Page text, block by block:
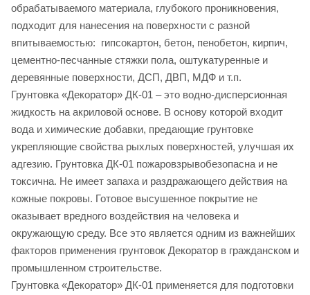
обрабатываемого материала, глубокого проникновения,
подходит для нанесения на поверхности с разной
впитываемостью: гипсокартон, бетон, пенобетон, кирпич,
цементно-песчанные стяжки пола, оштукатуренные и
деревянные поверхности, ДСП, ДВП, МДФ и т.п.
Грунтовка «Декоратор» ДК-01 – это водно-дисперсионная
жидкость на акриловой основе. В основу которой входит
вода и химические добавки, предающие грунтовке
укрепляющие свойства рыхлых поверхностей, улучшая их
адгезию. Грунтовка ДК-01 пожаровзрывобезопасна и не
токсична. Не имеет запаха и раздражающего действия на
кожные покровы. Готовое высушенное покрытие не
оказывает вредного воздействия на человека и
окружающую среду. Все это является одним из важнейших
факторов применения грунтовок Декоратор в гражданском и
промышленном строительстве.
Грунтовка «Декоратор» ДК-01 применяется для подготовки